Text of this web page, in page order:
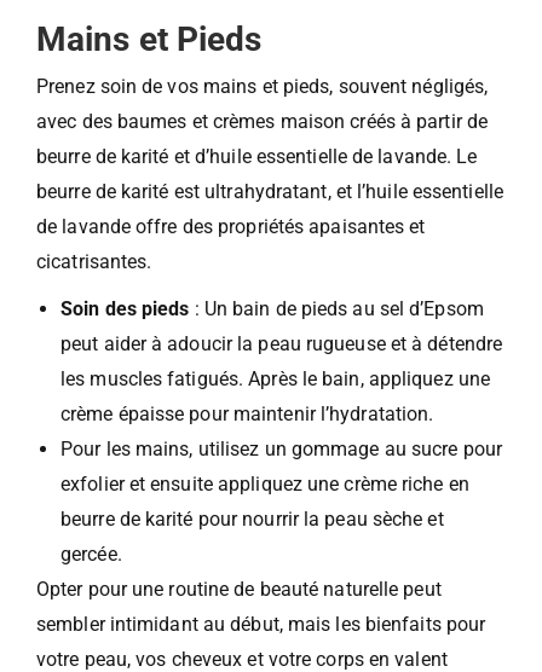
Mains et Pieds
Prenez soin de vos mains et pieds, souvent négligés,
avec des baumes et crèmes maison créés à partir de
beurre de karité et d’huile essentielle de lavande. Le
beurre de karité est ultrahydratant, et l’huile essentielle
de lavande offre des propriétés apaisantes et
cicatrisantes.
Soin des pieds : Un bain de pieds au sel d’Epsom
peut aider à adoucir la peau rugueuse et à détendre
les muscles fatigués. Après le bain, appliquez une
crème épaisse pour maintenir l’hydratation.
Pour les mains, utilisez un gommage au sucre pour
exfolier et ensuite appliquez une crème riche en
beurre de karité pour nourrir la peau sèche et
gercée.
Opter pour une routine de beauté naturelle peut
sembler intimidant au début, mais les bienfaits pour
votre peau, vos cheveux et votre corps en valent